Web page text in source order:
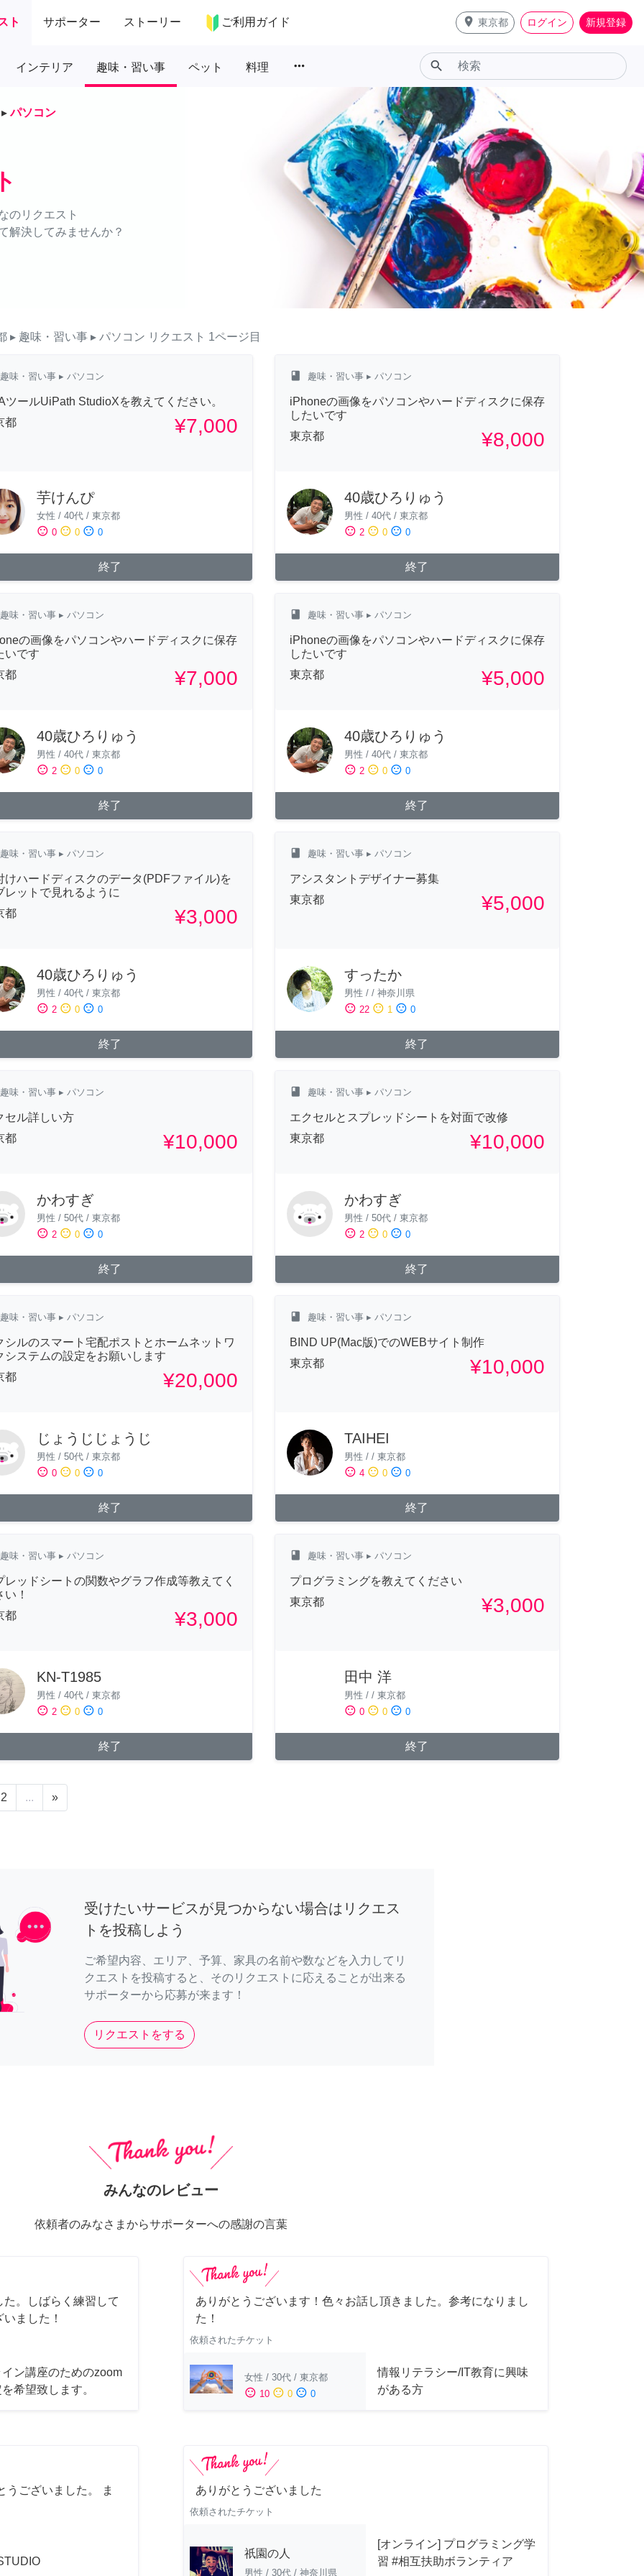
ト サポーター ストーリー ご利用ガイド place 東京都 ログイン 新規登録
インテリア 趣味・習い事 ペット 料理 more_horiz search
▸ パソコン
のリクエスト
解決してみませんか？
▸ 趣味・習い事 ▸ パソコン リクエスト 1ページ目
趣味・習い事 ▸ パソコン
ツールUiPath StudioXを教えてください。
都
¥7,000
芋けんぴ
女性 / 40代 / 東京都
sentiment_satisfied 0 sentiment_neutral 0 sentiment_dissatisfied 0
終了
class 趣味・習い事▸ パソコン
iPhoneの画像をパソコンやハードディスクに保存
したいです
東京都
¥8,000
40歳ひろりゅう
男性 / 40代/ 東京都
sentiment_satisfied 2 sentiment_neutral 0 sentiment_dissatisfied 0
終了
趣味・習い事 ▸ パソコン
の画像をパソコンやハードディスクに保存
いです
都
¥7,000
40歳ひろりゅう
男性 / 40代 / 東京都
sentiment_satisfied 2 sentiment_neutral 0 sentiment_dissatisfied 0
終了
class 趣味・習い事▸ パソコン
iPhoneの画像をパソコンやハードディスクに保存
したいです
東京都
¥5,000
40歳ひろりゅう
男性 / 40代/ 東京都
sentiment_satisfied 2 sentiment_neutral 0 sentiment_dissatisfied 0
終了
趣味・習い事 ▸ パソコン
けハードディスクのデータ(PDFファイル)を
レットで見れるように
都
¥3,000
40歳ひろりゅう
男性 / 40代 / 東京都
sentiment_satisfied 2 sentiment_neutral 0 sentiment_dissatisfied 0
終了
class 趣味・習い事▸ パソコン
アシスタントデザイナー募集
東京都
¥5,000
すったか
男性 / / 神奈川県
sentiment_satisfied 22 sentiment_neutral 1 sentiment_dissatisfied 0
終了
趣味・習い事 ▸ パソコン
セル詳しい方
都
¥10,000
かわすぎ
男性 / 50代 / 東京都
sentiment_satisfied 2 sentiment_neutral 0 sentiment_dissatisfied 0
終了
class 趣味・習い事▸ パソコン
エクセルとスプレッドシートを対面で改修
東京都
¥10,000
かわすぎ
男性 / 50代/ 東京都
sentiment_satisfied 2 sentiment_neutral 0 sentiment_dissatisfied 0
終了
趣味・習い事 ▸ パソコン
シルのスマート宅配ポストとホームネットワ
システムの設定をお願いします
都
¥20,000
じょうじじょうじ
男性 / 50代 / 東京都
sentiment_satisfied 0 sentiment_neutral 0 sentiment_dissatisfied 0
終了
class 趣味・習い事▸ パソコン
BIND UP(Mac版)でのWEBサイト制作
東京都
¥10,000
TAIHEI
男性 / / 東京都
sentiment_satisfied 4 sentiment_neutral 0 sentiment_dissatisfied 0
終了
趣味・習い事 ▸ パソコン
レッドシートの関数やグラフ作成等教えてく
い！
都
¥3,000
KN-T1985
男性 / 40代 / 東京都
sentiment_satisfied 2 sentiment_neutral 0 sentiment_dissatisfied 0
終了
class 趣味・習い事▸ パソコン
プログラミングを教えてください
東京都
¥3,000
田中 洋
男性 / / 東京都
sentiment_satisfied 0 sentiment_neutral 0 sentiment_dissatisfied 0
終了
2 ... »
受けたいサービスが見つからない場合はリクエス
トを投稿しよう
ご希望内容、エリア、予算、家具の名前や数などを入力してリ
クエストを投稿すると、そのリクエストに応えることが出来る
サポーターから応募が来ます！
リクエストをする
みんなのレビュー
依頼者のみなさまからサポーターへの感謝の言葉
。しばらく練習して
ました！
ン講座のためのzoom
希望致します。
ありがとうございます！色々お話し頂きました。参考になりまし
た！
依頼されたチケット
女性 / 30代 / 東京都
sentiment_satisfied 10 sentiment_neutral 0 sentiment_dissatisfied 0
情報リテラシー/IT教育に興味
がある方
ございました。 ま ありがとうございました
依頼されたチケット
祇園の人
男性 / 30代 / 神奈川県
[オンライン] プログラミング学
習 #相互扶助ボランティア